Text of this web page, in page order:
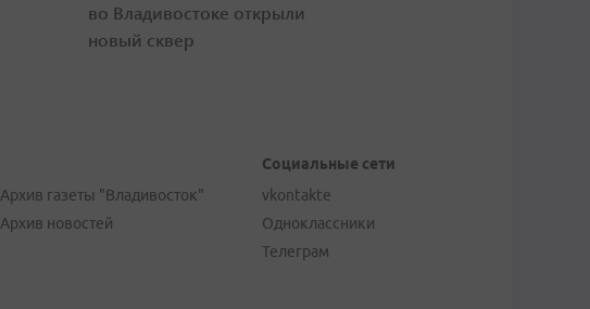
во Владивостоке открыли
новый сквер
Архив газеты "Владивосток"
Архив новостей
Социальные сети
vkontakte
Одноклассники
Телеграм